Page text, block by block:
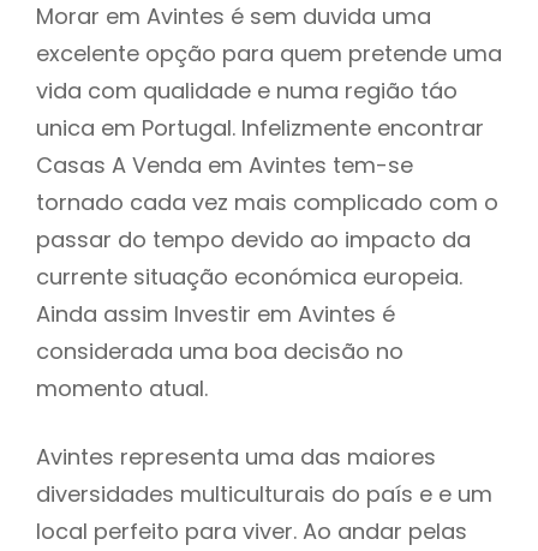
Morar em Avintes é sem duvida uma
excelente opção para quem pretende uma
vida com qualidade e numa região táo
unica em Portugal. Infelizmente encontrar
Casas A Venda em Avintes tem-se
tornado cada vez mais complicado com o
passar do tempo devido ao impacto da
currente situação económica europeia.
Ainda assim Investir em Avintes é
considerada uma boa decisão no
momento atual.
Avintes representa uma das maiores
diversidades multiculturais do país e e um
local perfeito para viver. Ao andar pelas